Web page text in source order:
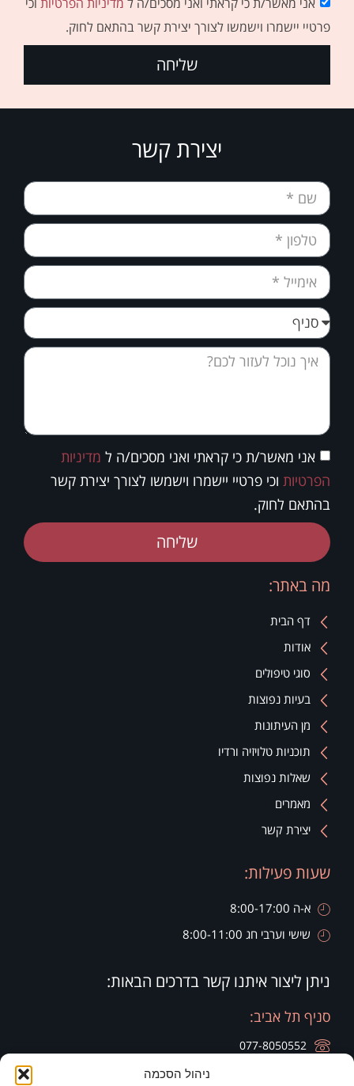
ניהול הסכמה
פרטיי יישמרו וישמשו לצורך יצירת קשר בהתאם לחוק.
שליחה
ניתן ליצור איתנו קשר בדרכים הבאות:
סניף תל אביב:
077-8050552
מה באתר:
דף הבית
אודות
סוגי טיפולים
בעיות נפוצות
מן העיתונות
תוכניות טלויזיה ורדיו
שאלות נפוצות
מאמרים
יצירת קשר
שעות פעילות:
א-ה 8:00-17:00
שישי וערבי חג 8:00-11:00
יצירת קשר
אני מאשר/ת כי קראתי ואני מסכים/ה ל מדיניות
הפרטיות וכי פרטיי יישמרו וישמשו לצורך יצירת קשר
בהתאם לחוק.
שליחה